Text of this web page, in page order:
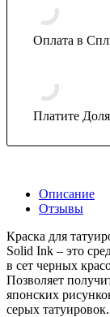
Оплата в
Платите
Описание
Отзывы
Краска для
Solid Ink – это
в сет черных
Позволяет
японских
серых татуировок.